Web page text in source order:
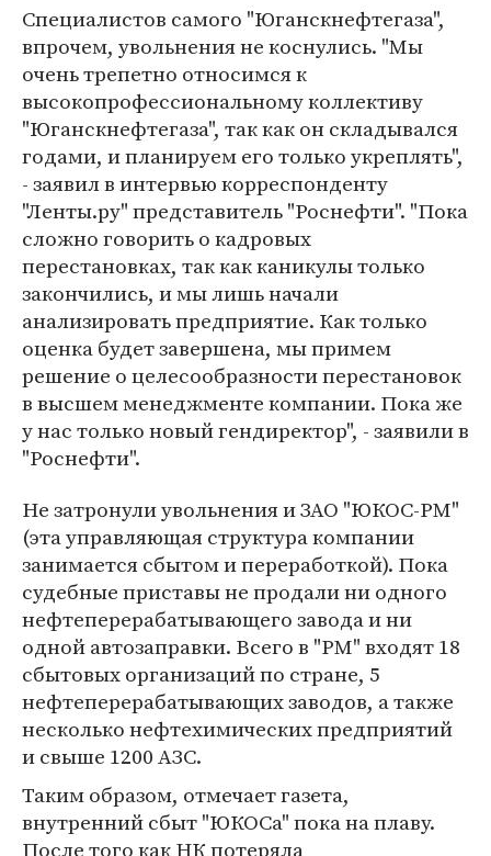
Специалистов самого "Юганскнефтегаза",
впрочем, увольнения не коснулись. "Мы
очень трепетно относимся к
высокопрофессиональному коллективу
"Юганскнефтегаза", так как он складывался
годами, и планируем его только укреплять",
- заявил в интервью корреспонденту
"Ленты.ру" представитель "Роснефти". "Пока
сложно говорить о кадровых
перестановках, так как каникулы только
закончились, и мы лишь начали
анализировать предприятие. Как только
оценка будет завершена, мы примем
решение о целесообразности перестановок
в высшем менеджменте компании. Пока же
у нас только новый гендиректор", - заявили в
"Роснефти".
Не затронули увольнения и ЗАО "ЮКОС-РМ"
(эта управляющая структура компании
занимается сбытом и переработкой). Пока
судебные приставы не продали ни одного
нефтеперерабатывающего завода и ни
одной автозаправки. Всего в "РМ" входят 18
сбытовых организаций по стране, 5
нефтеперерабатывающих заводов, а также
несколько нефтехимических предприятий
и свыше 1200 АЗС.
Таким образом, отмечает газета,
внутренний сбыт "ЮКОСа" пока на плаву.
После того как НК потеряла